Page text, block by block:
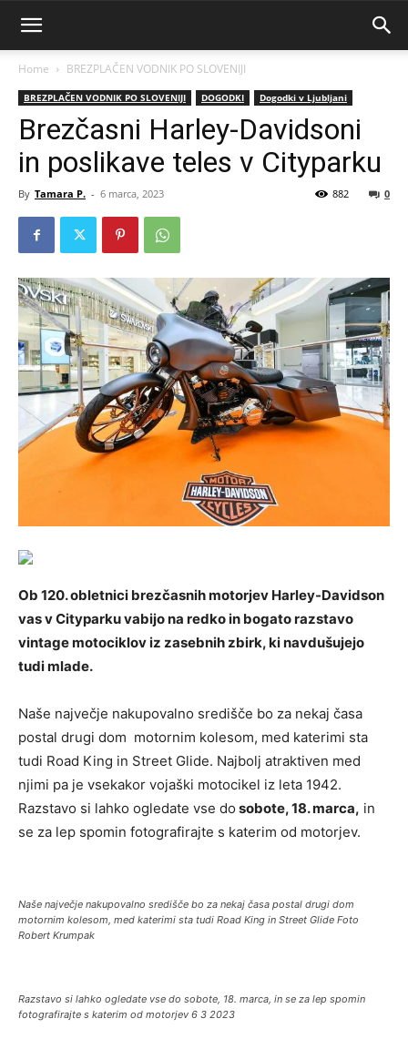
Home BREZPLAČEN VODNIK PO SLOVENIJI
BREZPLAČEN VODNIK PO SLOVENIJI DOGODKI Dogodki v Ljubljani
Brezčasni Harley-Davidsoni
in poslikave teles v Cityparku
By Tamara P. - 6 marca, 2023 0
882
Ob 120. obletnici brezčasnih motorjev Harley-Davidson
vas v Cityparku vabijo na redko in bogato razstavo
vintage motociklov iz zasebnih zbirk, ki navdušujejo
tudi mlade.
Naše največje nakupovalno središče bo za nekaj časa
postal drugi dom motornim kolesom, med katerimi sta
tudi Road King in Street Glide. Najbolj atraktiven med
njimi pa je vsekakor vojaški motocikel iz leta 1942.
Razstavo si lahko ogledate vse do sobote, 18. marca, in
se za lep spomin fotografirajte s katerim od motorjev.
Naše največje nakupovalno središče bo za nekaj časa postal drugi dom
motornim kolesom, med katerimi sta tudi Road King in Street Glide Foto
Robert Krumpak
Razstavo si lahko ogledate vse do sobote, 18. marca, in se za lep spomin
fotografirajte s katerim od motorjev 6 3 2023